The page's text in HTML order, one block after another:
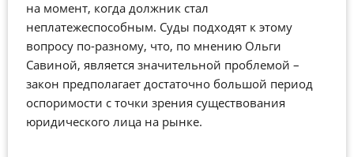
на момент, когда должник стал
неплатежеспособным. Суды подходят к этому
вопросу по-разному, что, по мнению Ольги
Савиной, является значительной проблемой –
закон предполагает достаточно большой период
оспоримости с точки зрения существования
юридического лица на рынке.